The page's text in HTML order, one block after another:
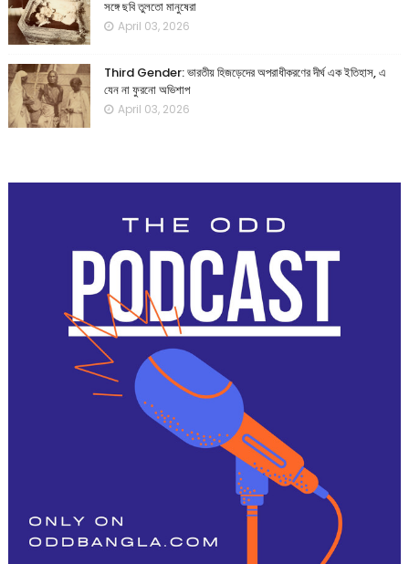
সঙ্গে ছবি তুলতো মানুষেরা
April 03, 2026
Third Gender: ভারতীয় হিজড়েদের অপরাধীকরণের দীর্ঘ এক ইতিহাস, এ
যেন না ফুরনো অভিশাপ
April 03, 2026